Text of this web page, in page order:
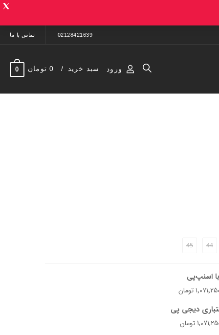
02128421639 تماس با ما
ورود سبد خرید 0 تومان 0
44
45
اسنپ‌پی
دیجی پی